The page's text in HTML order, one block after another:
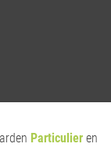
Particulier en